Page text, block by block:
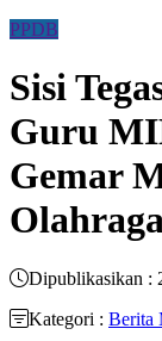
PPDB
Sisi
Guru
Gemar
Olahraga
Dipublikasikan :
Kategori : Berita